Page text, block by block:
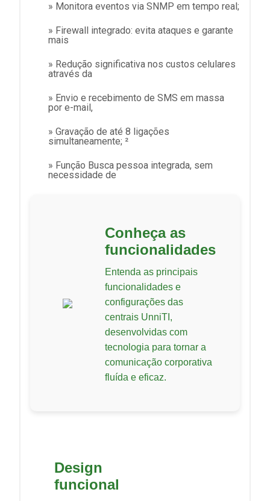
» Monitora eventos via SNMP em tempo real;
» Firewall integrado: evita ataques e garante
mais
» Redução significativa nos custos celulares
através da
» Envio e recebimento de SMS em massa
por e-mail,
» Gravação de até 8 ligações
simultaneamente; ²
» Função Busca pessoa integrada, sem
necessidade de
Conheça as
funcionalidades
Entenda as principais
funcionalidades e
configurações das
centrais UnniTI,
desenvolvidas com
tecnologia para tornar a
comunicação corporativa
fluída e eficaz.
Design
funcional